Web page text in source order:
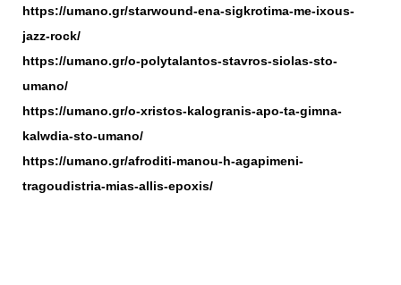
https://umano.gr/starwound-ena-sigkrotima-me-ixous-
jazz-rock/
https://umano.gr/o-polytalantos-stavros-siolas-sto-
umano/
https://umano.gr/o-xristos-kalogranis-apo-ta-gimna-
kalwdia-sto-umano/
https://umano.gr/afroditi-manou-h-agapimeni-
tragoudistria-mias-allis-epoxis/